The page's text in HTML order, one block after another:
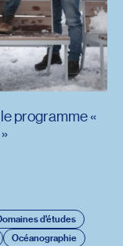
d'études
Océanographie
programme «